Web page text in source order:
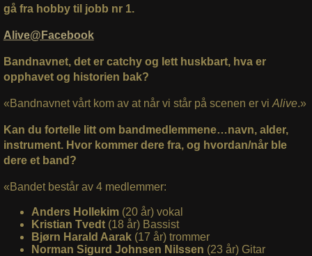
gå fra hobby til jobb nr 1.
Alive@Facebook
Bandnavnet, det er catchy og lett huskbart, hva er
opphavet og historien bak?
«Bandnavnet vårt kom av at når vi står på scenen er vi Alive.»
Kan du fortelle litt om bandmedlemmene…navn, alder,
instrument. Hvor kommer dere fra, og hvordan/når ble
dere et band?
«Bandet består av 4 medlemmer:
Anders Hollekim(20 år) vokal
Kristian Tvedt(18 år) Bassist
Bjørn Harald Aarak(17 år) trommer
Norman Sigurd Johnsen Nilssen (23 år) Gitar